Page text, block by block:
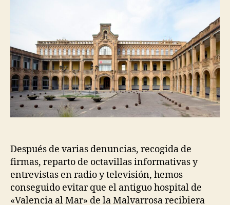
Después de varias denuncias, recogida de
firmas, reparto de octavillas informativas y
entrevistas en radio y televisión, hemos
conseguido evitar que el antiguo hospital de
«Valencia al Mar» de la Malvarrosa recibiera